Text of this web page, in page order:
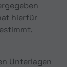
hierfür
Unterlagen